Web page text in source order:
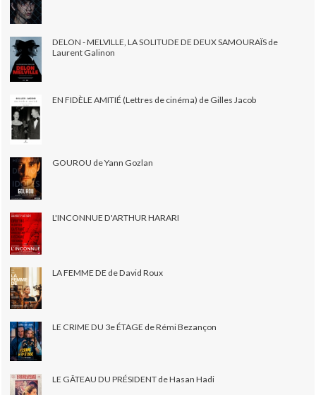
DELON - MELVILLE, LA SOLITUDE DE DEUX SAMOURAÏS de
Laurent Galinon
EN FIDÈLE AMITIÉ (Lettres de cinéma) de Gilles Jacob
GOUROU de Yann Gozlan
L'INCONNUE D'ARTHUR HARARI
LA FEMME DE de David Roux
LE CRIME DU 3e ÉTAGE de Rémi Bezançon
LE GÂTEAU DU PRÉSIDENT de Hasan Hadi